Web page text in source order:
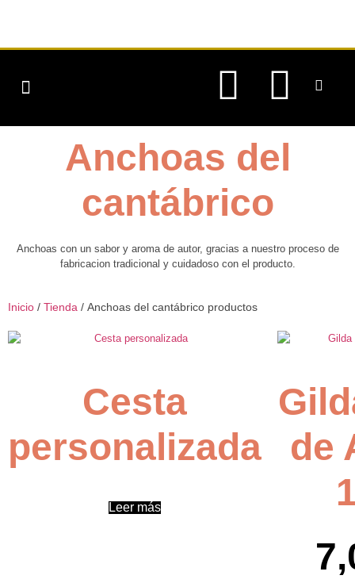
Anchoas del
cantábrico
Anchoas con un sabor y aroma de autor, gracias a nuestro proceso de
fabricacion tradicional y cuidadoso con el producto.
Inicio / Tienda / Anchoas del cantábrico productos
Cesta
personalizada
Leer más
de